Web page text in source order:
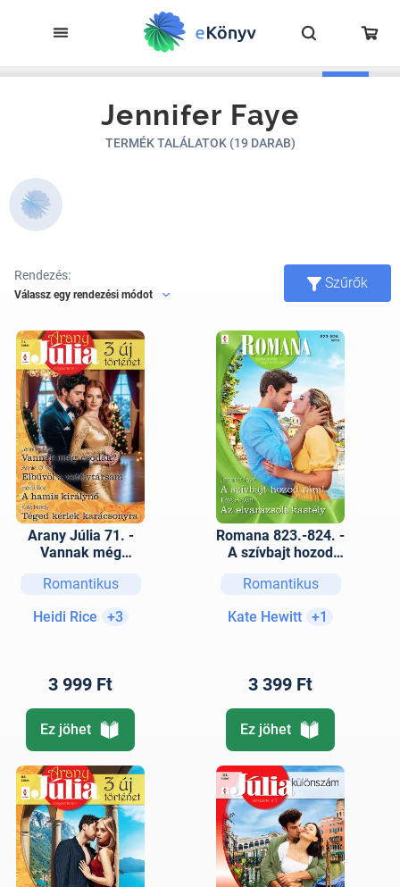
Jennifer Faye
TERMÉK TALÁLATOK (19 DARAB)
Rendezés:
Válassz egy rendezési módot
Szűrők
Arany Júlia 71. -
Vannak még
vetélytársam; A
Téged kérlek
Romantikus
Heidi Rice
+3
3 999 Ft
Ez jöhet
Romana 823.-824. -
A szívbajt hozod
kastély
Romantikus
Kate Hewitt +1
3 399 Ft
Ez jöhet